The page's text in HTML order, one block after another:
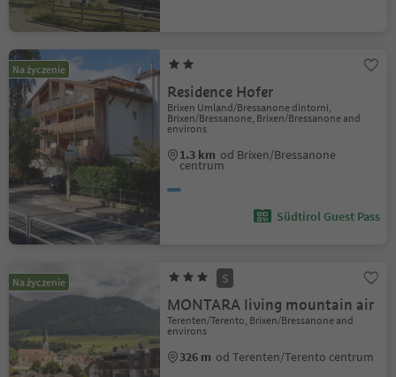
Na życzenie
Residence Hofer
Brixen Umland/Bressanone dintorni,
Brixen/Bressanone, Brixen/Bressanone and
environs
1.3 km od Brixen/Bressanone
centrum
Südtirol Guest Pass
Na życzenie S
MONTARA living mountain air
Terenten/Terento, Brixen/Bressanone and
environs
326 m od Terenten/Terento centrum